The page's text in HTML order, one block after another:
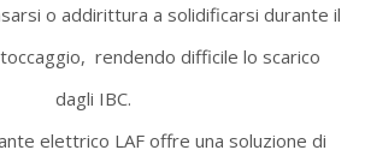
o addirittura a solidificarsi durante il
rendendo difficile lo scarico
dagli IBC.
elettrico LAF offre una soluzione di